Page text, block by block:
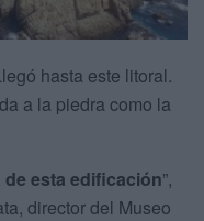
hasta este litoral.
a la piedra como la
esta edificación”,
director del Museo